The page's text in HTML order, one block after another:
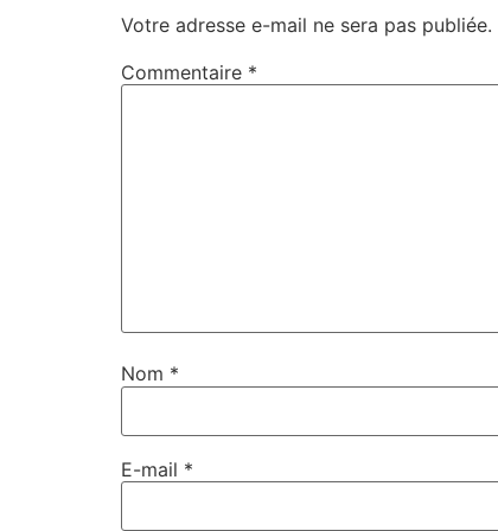
Votre adresse e-mail ne sera pas publiée.
Commentaire *
Nom *
E-mail *